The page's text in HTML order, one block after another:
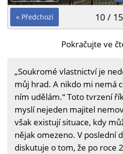
« Předchozí 10 / 15
Pokračujte ve
„Soukromé vlastnictví je
můj hrad. A nikdo mi nemá
ním udělám.“ Toto tvrzení
myslí nejeden majitel
však existují situace, kdy
nějak omezeno. V poslední
diskutuje o tom, že po roce